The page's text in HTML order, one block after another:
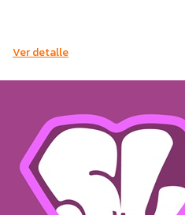
Ver detalle